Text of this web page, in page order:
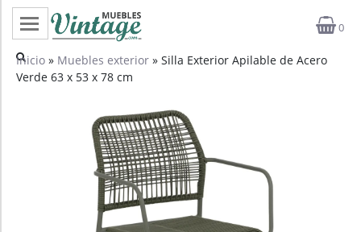
0
Categorías
Inicio » Muebles exterior » Silla Exterior Apilable de Acero
Verde 63 x 53 x 78 cm